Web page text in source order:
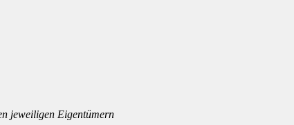
jeweiligen Eigentümern